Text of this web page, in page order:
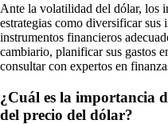
Ante la volatilidad del dólar, los
estrategias como diversificar sus
instrumentos financieros
cambiario, planificar sus gastos
consultar con expertos en
¿Cuál es la importancia
del precio del dólar?